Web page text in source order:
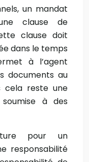
un mandat
clause de
clause doit
dans le temps
à l’agent
documents au
cela reste une
à des
pour un
responsabilité